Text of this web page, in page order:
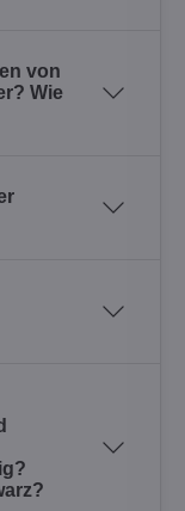
von
Wie